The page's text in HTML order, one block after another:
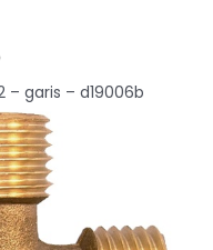
– garis – d19006b